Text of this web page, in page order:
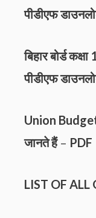
पीडीएफ
बिहार बोर्ड
पीडीएफ
Union
जानते हैं – PDF
LIST OF ALL